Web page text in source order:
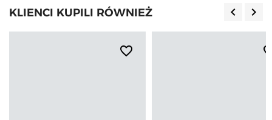
KLIENCI KUPILI RÓWNIEŻ keyboard_arrow_left keyboard_arrow_right
favorite_border